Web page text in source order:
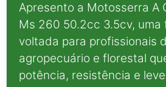
Apresento a Motosserra A
Ms 260 50.2cc 3.5cv, uma
voltada para profissionais
agropecuário e florestal
potência, resistência e